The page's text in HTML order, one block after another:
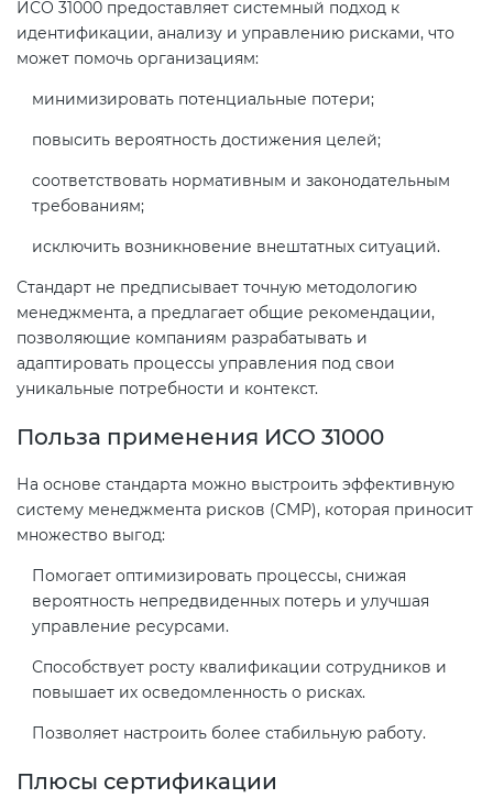
ИСО 31000 предоставляет системный подход к
идентификации, анализу и управлению рисками, что
может помочь организациям:
минимизировать потенциальные потери;
повысить вероятность достижения целей;
соответствовать нормативным и законодательным
требованиям;
исключить возникновение внештатных ситуаций.
Стандарт не предписывает точную методологию
менеджмента, а предлагает общие рекомендации,
позволяющие компаниям разрабатывать и
адаптировать процессы управления под свои
уникальные потребности и контекст.
Польза применения ИСО 31000
На основе стандарта можно выстроить эффективную
систему менеджмента рисков (СМР), которая приносит
множество выгод:
Помогает оптимизировать процессы, снижая
вероятность непредвиденных потерь и улучшая
управление ресурсами.
Способствует росту квалификации сотрудников и
повышает их осведомленность о рисках.
Позволяет настроить более стабильную работу.
Плюсы сертификации
Сертификация спортивных
Сертификация электротехники
Сертификация ресурсов
Остальное
БАДы
Декларация ТР ТС
ТС 009)
Декларирование оборудования
по схеме 5Д (ТР ТС 010)
Декларирование пищевой
продукции (ТР ТС 021)
Декларирование алкогольной
Декларирование
электромагнитной
совместимости (ТР ТС 020)
Сертификация детских товаров
(ТР ТС 007)
Сертификация товаров легкой
промышленности (ТР ТС 017)
Сертификация промышленного